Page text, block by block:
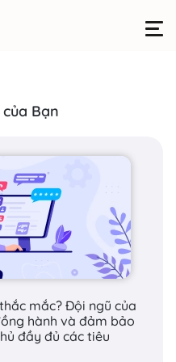
CỤ TÌM KIẾM
phí
Bạn
mắc? Đội ngũ của
hành và đảm bảo
đầy đủ các tiêu